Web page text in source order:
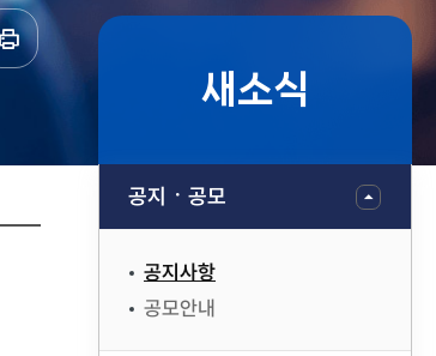
새소식
공지ㆍ공모
공지사항
공모안내